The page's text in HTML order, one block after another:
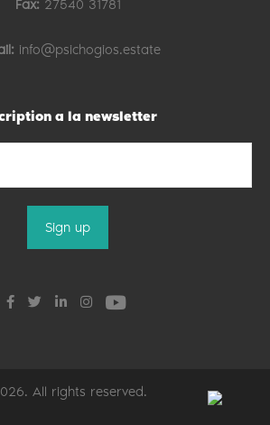
Fax: 27540 31781
info@psichogios.estate
a la newsletter
All rights reserved.